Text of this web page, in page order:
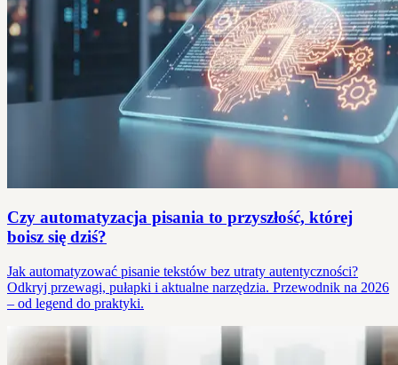
Czy automatyzacja pisania to przyszłość, której
boisz się dziś?
Jak automatyzować pisanie tekstów bez utraty autentyczności?
Odkryj przewagi, pułapki i aktualne narzędzia. Przewodnik na 2026
– od legend do praktyki.